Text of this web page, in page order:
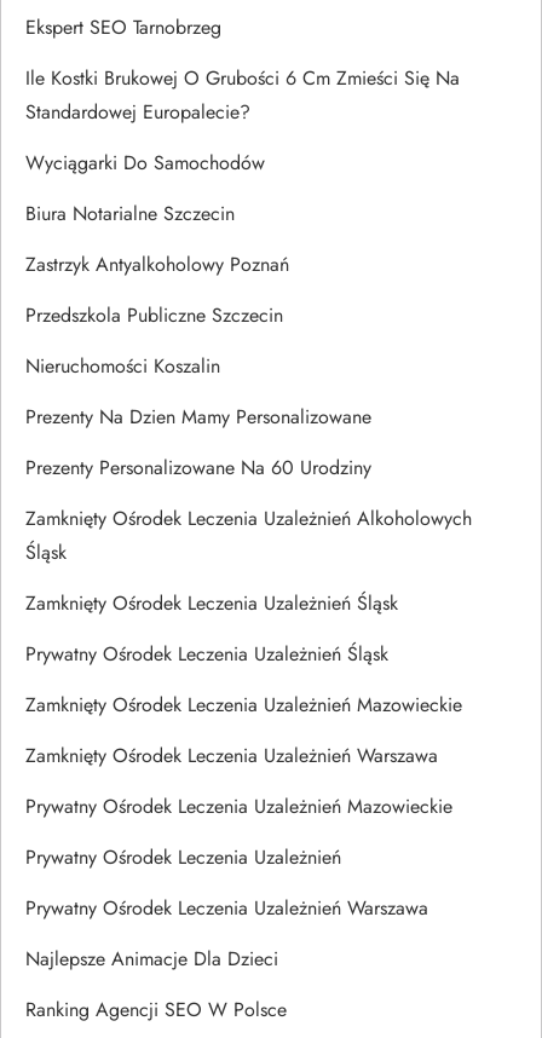
Ekspert SEO Tarnobrzeg
Ile Kostki Brukowej O Grubości 6 Cm Zmieści Się Na
Standardowej Europalecie?
Wyciągarki Do Samochodów
Biura Notarialne Szczecin
Zastrzyk Antyalkoholowy Poznań
Przedszkola Publiczne Szczecin
Nieruchomości Koszalin
Prezenty Na Dzien Mamy Personalizowane
Prezenty Personalizowane Na 60 Urodziny
Zamknięty Ośrodek Leczenia Uzależnień Alkoholowych
Śląsk
Zamknięty Ośrodek Leczenia Uzależnień Śląsk
Prywatny Ośrodek Leczenia Uzależnień Śląsk
Zamknięty Ośrodek Leczenia Uzależnień Mazowieckie
Zamknięty Ośrodek Leczenia Uzależnień Warszawa
Prywatny Ośrodek Leczenia Uzależnień Mazowieckie
Prywatny Ośrodek Leczenia Uzależnień
Prywatny Ośrodek Leczenia Uzależnień Warszawa
Najlepsze Animacje Dla Dzieci
Ranking Agencji SEO W Polsce